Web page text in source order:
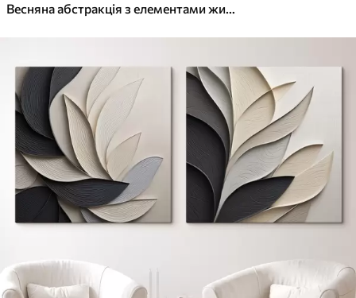
Весняна абстракція з елементами живопису